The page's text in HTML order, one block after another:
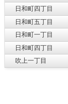
日和町四丁目
日和町五丁目
日和町一丁目
日和町四丁目
吹上一丁目